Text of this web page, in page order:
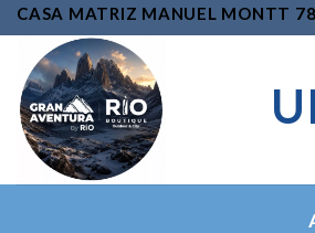
Skip
to
content
CASA MATRIZ MANUEL MONTT